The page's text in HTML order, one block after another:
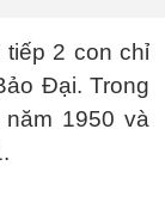
tiếp 2 con chỉ
Đại. Trong
1950 và